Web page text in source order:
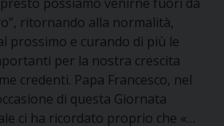
ritornando alla normalità,
prossimo e curando di più le
per la nostra crescita
credenti. Papa Francesco, nel
di questa Giornata
ci ha ricordato proprio che «…